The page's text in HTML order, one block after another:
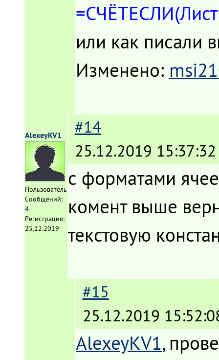
или как писали
Изменено:
AlexeyKV1
Пользователь
Сообщений:
4
Регистрация:
25.12.2019
#14
25.12.2019 15:37:32
с форматами
комент выше
текстовую
#15
25.12.2019
AlexeyKV1,